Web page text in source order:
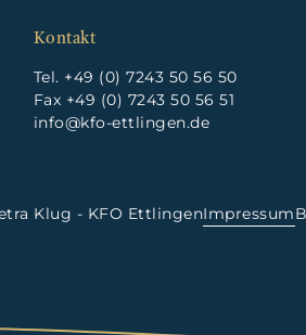
Kontakt
Tel. +49 (0) 7243 50 56 50
Fax +49 (0) 7243 50 56 51
info@kfo-ettlingen.de
Klug - KFO EttlingenImpressum